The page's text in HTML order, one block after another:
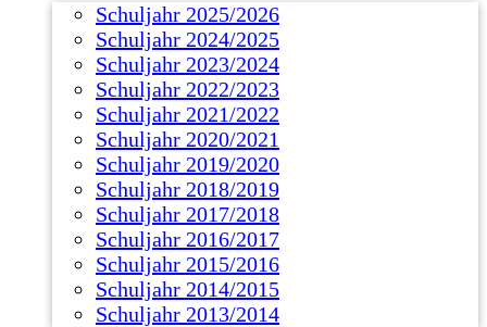
Schuljahr 2025/2026
Schuljahr 2024/2025
Schuljahr 2023/2024
Schuljahr 2022/2023
Schuljahr 2021/2022
Schuljahr 2020/2021
Schuljahr 2019/2020
Schuljahr 2018/2019
Schuljahr 2017/2018
Schuljahr 2016/2017
Schuljahr 2015/2016
Schuljahr 2014/2015
Schuljahr 2013/2014